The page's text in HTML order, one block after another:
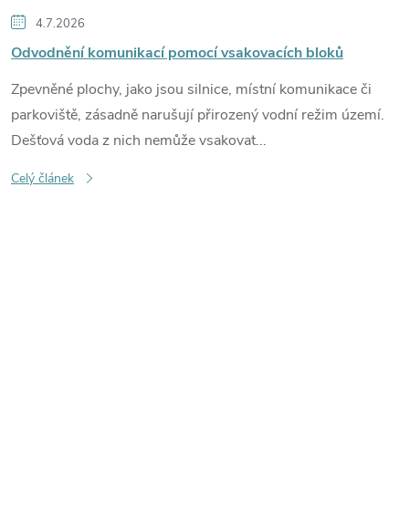
4.7.2026
Odvodnění komunikací pomocí vsakovacích bloků
Zpevněné plochy, jako jsou silnice, místní komunikace či
parkoviště, zásadně narušují přirozený vodní režim území.
Dešťová voda z nich nemůže vsakovat...
Celý článek